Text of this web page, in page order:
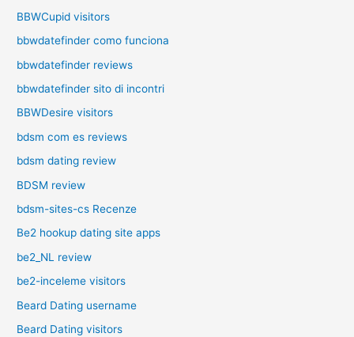
BBWCupid visitors
bbwdatefinder como funciona
bbwdatefinder reviews
bbwdatefinder sito di incontri
BBWDesire visitors
bdsm com es reviews
bdsm dating review
BDSM review
bdsm-sites-cs Recenze
Be2 hookup dating site apps
be2_NL review
be2-inceleme visitors
Beard Dating username
Beard Dating visitors